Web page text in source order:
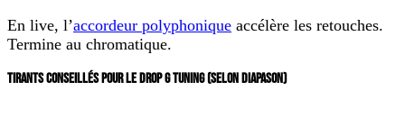
En live, l’accordeur polyphonique accélère les retouches.
Termine au chromatique.
TIRANTS CONSEILLÉS POUR LE DROP G TUNING (SELON DIAPASON)